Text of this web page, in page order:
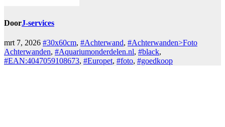
DoorJ-services
mrt 7, 2026 #30x60cm, #Achterwand, #Achterwanden>Foto
Achterwanden, #Aquariumonderdelen.nl, #black,
#EAN:4047059108673, #Europet, #foto, #goedkoop